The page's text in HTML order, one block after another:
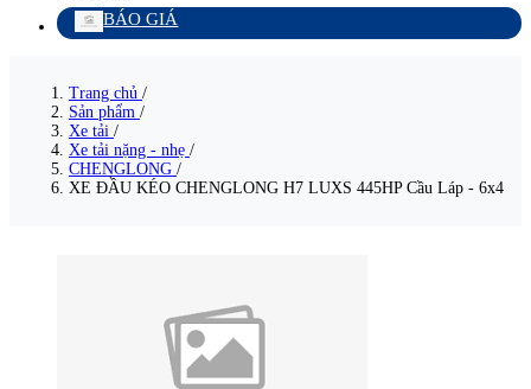
BÁO GIÁ
Trang chủ /
Sản phẩm /
Xe tải /
Xe tải nặng - nhẹ /
CHENGLONG /
XE ĐẦU KÉO CHENGLONG H7 LUXS 445HP Cầu Láp - 6x4